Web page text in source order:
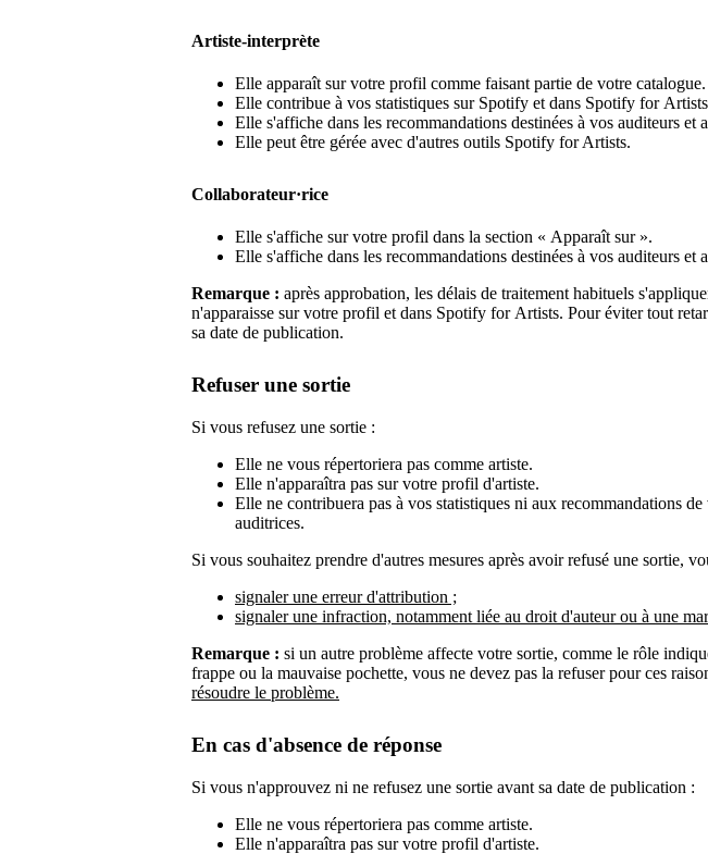
Artiste-interprète
Elle apparaît sur votre profil comme faisant partie de votre catalogue.
Elle contribue à vos statistiques sur Spotify et dans Spotify for
Elle s'affiche dans les recommandations destinées à vos auditeurs et
Elle peut être gérée avec d'autres outils Spotify for Artists.
Collaborateur·rice
Elle s'affiche sur votre profil dans la section « Apparaît sur ».
Elle s'affiche dans les recommandations destinées à vos auditeurs et
Remarque : après approbation, les délais de traitement habituels
n'apparaisse sur votre profil et dans Spotify for Artists. Pour éviter tout
sa date de publication.
Refuser une sortie
Si vous refusez une sortie :
Elle ne vous répertoriera pas comme artiste.
Elle n'apparaîtra pas sur votre profil d'artiste.
Elle ne contribuera pas à vos statistiques ni aux recommandations de
auditrices.
Si vous souhaitez prendre d'autres mesures après avoir refusé une sortie,
signaler une erreur d'attribution ;
signaler une infraction, notamment liée au droit d'auteur ou à une
Remarque : si un autre problème affecte votre sortie, comme le rôle
frappe ou la mauvaise pochette, vous ne devez pas la refuser pour ces
résoudre le problème.
En cas d'absence de réponse
Si vous n'approuvez ni ne refusez une sortie avant sa date de publication :
Elle ne vous répertoriera pas comme artiste.
Elle n'apparaîtra pas sur votre profil d'artiste.